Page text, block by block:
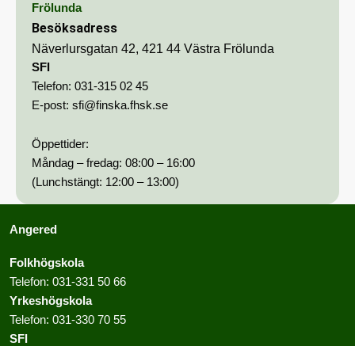
Frölunda
Besöksadress
Näverlursgatan 42, 421 44 Västra Frölunda
SFI
Telefon: 031-315 02 45
E-post: sfi@finska.fhsk.se
Öppettider:
Måndag – fredag: 08:00 – 16:00
(Lunchstängt: 12:00 – 13:00)
Angered
Folkhögskola
Telefon: 031-331 50 66
Yrkeshögskola
Telefon: 031-330 70 55
SFI